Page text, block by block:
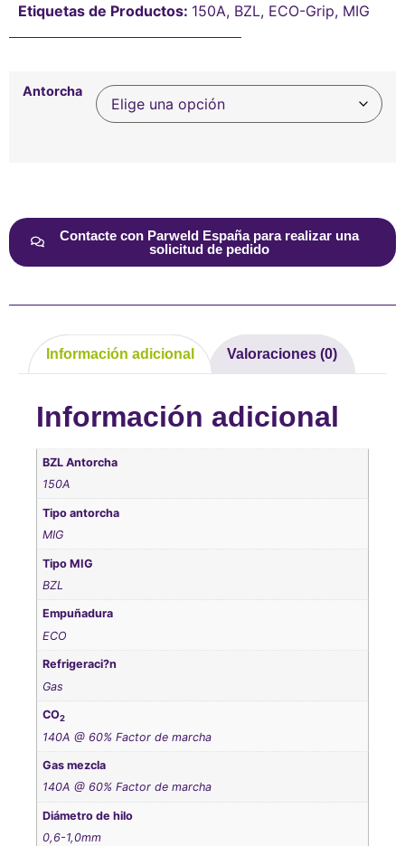
Etiquetas de Productos: 150A, BZL, ECO-Grip, MIG
Antorcha
Contacte con Parweld España para realizar una
solicitud de pedido
Información adicional Valoraciones (0)
Información adicional
BZL Antorcha
150A
Tipo antorcha
MIG
Tipo MIG
BZL
Empuñadura
ECO
Refrigeraci?n
Gas
CO2
140A @ 60% Factor de marcha
Gas mezcla
140A @ 60% Factor de marcha
Diámetro de hilo
0,6-1,0mm